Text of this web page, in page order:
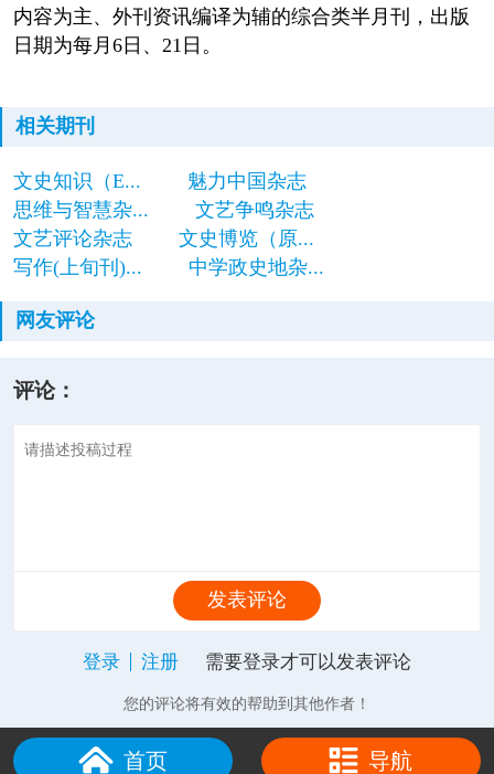
内容为主、外刊资讯编译为辅的综合类半月刊，出版
日期为每月6日、21日。
相关期刊
文史知识（E...
魅力中国杂志
思维与智慧杂...
文艺争鸣杂志
文艺评论杂志
文史博览（原...
写作(上旬刊)...
中学政史地杂...
网友评论
评论：
发表评论
登录 注册 需要登录才可以发表评论
您的评论将有效的帮助到其他作者！
首页 导航